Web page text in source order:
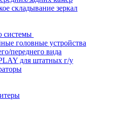
складывание зеркал
системы
головные устройства
переднего вида
для штатных г/у